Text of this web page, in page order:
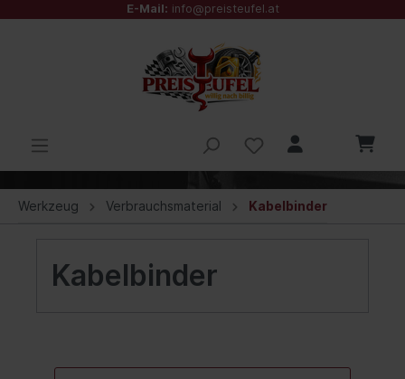
E-Mail: info@preisteufel.at
Werkzeug Verbrauchsmaterial Kabelbinder
Kabelbinder